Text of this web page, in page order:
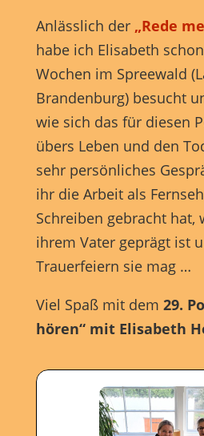
Anlässlich der „Rede
habe ich Elisabeth
Wochen im Spreewald
Brandenburg) besucht
wie sich das für diesen
übers Leben und den
sehr persönliches
ihr die Arbeit als
Schreiben gebracht hat,
ihrem Vater geprägt ist
Trauerfeiern sie mag …
Viel Spaß mit dem 29.
hören“ mit Elisabeth
powered by Borlabs Cookie